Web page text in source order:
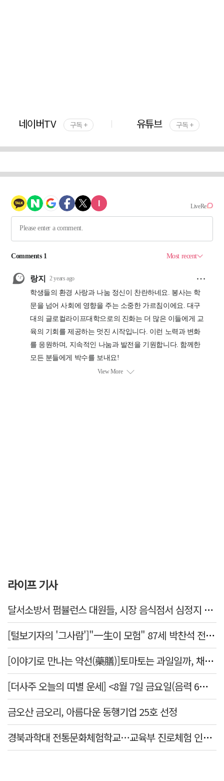
네이버TV 구독 + 유튜브 구독 +
라이프 기사
달서소방서 펌뷸런스 대원들, 시장 음식점서 심정지 환자 생명 살려
[털보기자의 '그사람']"一生이 모험" 87세 박찬석 전 경북대 총장
[이야기로 만나는 약선(藥膳)]토마토는 과일일까, 채소일까
[더사주 오늘의 띠별 운세] <8월 7일 금요일(음력 6월25일)>
금오산 금오리, 아름다운 동행기업 25호 선정
경북과학대 전통문화체험학교…교육부 진로체험 인증기관 선정